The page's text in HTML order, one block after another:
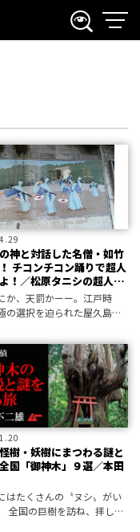
神と対話した名僧・如竹
チコンチコン踊りで超人
！／松原タニシの超人化
か、天罰かーー。江戸時
の選択を迫られた屋久島を
樹・妖樹にまつわる謎と
国「御神木」９選／本田
はたくさんの〝ヌシ〟がい
国の巨樹を訪ね、拝して